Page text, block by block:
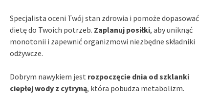
Specjalista oceni Twój stan zdrowia i pomoże dopasować
dietę do Twoich potrzeb. Zaplanuj posiłki, aby uniknąć
monotonii i zapewnić organizmowi niezbędne składniki
odżywcze.
Dobrym nawykiem jest rozpoczęcie dnia od szklanki
ciepłej wody z cytryną, która pobudza metabolizm.